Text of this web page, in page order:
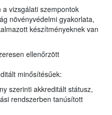
vizsgálati szempontok
növényvédelmi gyakorlata,
készítményeknek van
ellenőrzött
minősítésűek:
szerinti akkreditált státusz,
rendszerben tanúsított